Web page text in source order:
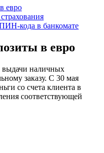
евро
кода в банкомате
в евро
наличных
заказу. С 30 мая
со счета клиента в
соответствующей